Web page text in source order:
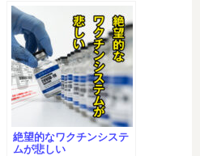
絶望的なワクチンシステ
ムが悲しい